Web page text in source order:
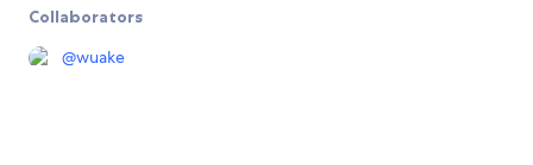
Collaborators
@wuake